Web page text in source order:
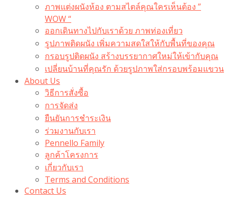
ภาพแต่งผนังห้อง ตามสไตล์คุณใครเห็นต้อง ”
WOW “
ออกเดินทางไปกับเราด้วย ภาพท่องเที่ยว
รูปภาพติดผนัง เพิ่มความสดใสให้กับพื้นที่ของคุณ
กรอบรูปติดผนัง สร้างบรรยากาศใหม่ให้เข้ากับคุณ
เปลี่ยนบ้านที่คุณรัก ด้วยรูปภาพใส่กรอบพร้อมแขวน​
About Us
วิธีการสั่งซื้อ
การจัดส่ง
ยืนยันการชำระเงิน
ร่วมงานกับเรา
Pennello Family
ลูกค้าโครงการ
เกี่ยวกับเรา
Terms and Conditions
Contact Us